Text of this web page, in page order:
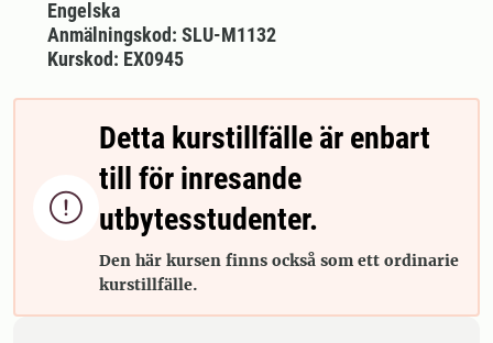
Engelska
Anmälningskod: SLU-M1132
Kurskod: EX0945

Detta kurstillfälle är enbart
till för inresande
utbytesstudenter.
Den här kursen finns också som ett ordinarie
kurstillfälle.